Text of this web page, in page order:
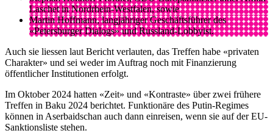
Laschet in Nordrhein-Westfalen, sowie
Martin Hoffmann, langjähriger Geschäftsführer des
«Petersburger Dialogs» und Russland-Lobbyist.
Auch sie liessen laut Bericht verlauten, das Treffen habe «privaten
Charakter» und sei weder im Auftrag noch mit Finanzierung
öffentlicher Institutionen erfolgt.
Im Oktober 2024 hatten «Zeit» und «Kontraste» über zwei frühere
Treffen in Baku 2024 berichtet. Funktionäre des Putin-Regimes
können in Aserbaidschan auch dann einreisen, wenn sie auf der EU-
Sanktionsliste stehen.